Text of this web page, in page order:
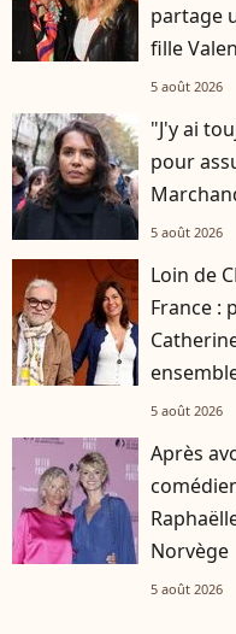
partage
fille
5 août 2026
"J'y ai
pour
5 août 2026
Loin de
France :
5 août 2026
Après
Norvège
5 août 2026